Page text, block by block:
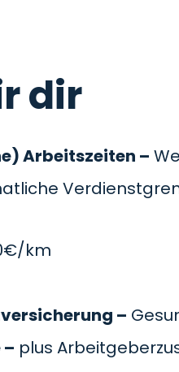
dir
Arbeitszeiten –
km
–
plus